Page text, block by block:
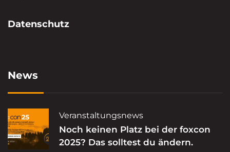
Datenschutz
News
Veranstaltungsnews
Noch keinen Platz bei der foxcon
2025? Das solltest du ändern.